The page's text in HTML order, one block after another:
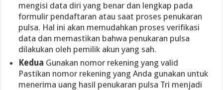
mengisi data diri yang benar dan lengkap pada
formulir pendaftaran atau saat proses penukaran
pulsa. Hal ini akan memudahkan proses verifikasi
data dan memastikan bahwa penukaran pulsa
dilakukan oleh pemilik akun yang sah.
Kedua Gunakan nomor rekening yang valid
Pastikan nomor rekening yang Anda gunakan untuk
menerima uang hasil penukaran pulsa Tri menjadi